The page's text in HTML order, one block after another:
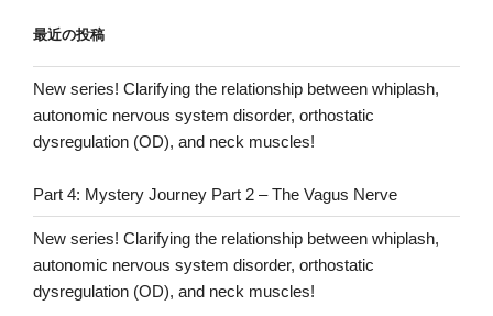
最近の投稿
New series! Clarifying the relationship between whiplash,
autonomic nervous system disorder, orthostatic
dysregulation (OD), and neck muscles!
Part 4: Mystery Journey Part 2 – The Vagus Nerve
New series! Clarifying the relationship between whiplash,
autonomic nervous system disorder, orthostatic
dysregulation (OD), and neck muscles!